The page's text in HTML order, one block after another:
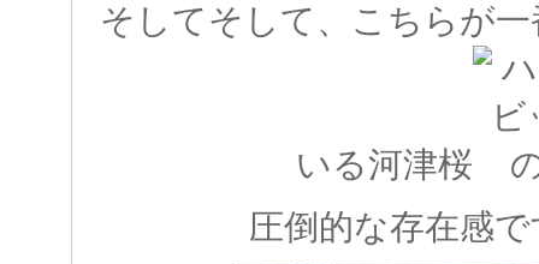
そしてそして、こちらが
いる河津桜
圧倒的な存在感